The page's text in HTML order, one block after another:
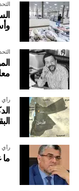
رأي
رأي